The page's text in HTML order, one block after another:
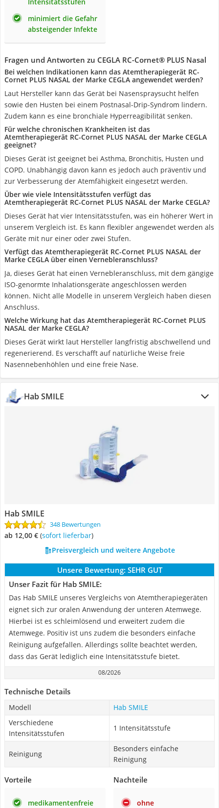
minimiert die Gefahr
absteigender Infekte
Fragen und Antworten zu CEGLA RC-Cornet® PLUS Nasal
Bei welchen Indikationen kann das Atemtherapiegerät RC-
Cornet PLUS NASAL der Marke CEGLA angewendet werden?
Laut Hersteller kann das Gerät bei Nasenspraysucht helfen
sowie den Husten bei einem Postnasal-Drip-Syndrom lindern.
Zudem kann es eine bronchiale Hyperreagibilität senken.
Für welche chronischen Krankheiten ist das
Atemtherapiegerät RC-Cornet PLUS NASAL der Marke CEGLA
geeignet?
Dieses Gerät ist geeignet bei Asthma, Bronchitis, Husten und
COPD. Unabhängig davon kann es jedoch auch präventiv und
zur Verbesserung der Atemfähigkeit eingesetzt werden.
Über wie viele Intensitätsstufen verfügt das
Atemtherapiegerät RC-Cornet PLUS NASAL der Marke CEGLA?
Dieses Gerät hat vier Intensitätsstufen, was ein höherer Wert in
unserem Vergleich ist. Es kann flexibler angewendet werden als
Geräte mit nur einer oder zwei Stufen.
Verfügt das Atemtherapiegerät RC-Cornet PLUS NASAL der
Marke CEGLA über einen Vernebleranschluss?
Ja, dieses Gerät hat einen Vernebleranschluss, mit dem gängige
ISO-genormte Inhalationsgeräte angeschlossen werden
können. Nicht alle Modelle in unserem Vergleich haben diesen
Anschluss.
Welche Wirkung hat das Atemtherapiegerät RC-Cornet PLUS
NASAL der Marke CEGLA?
Dieses Gerät wirkt laut Hersteller langfristig abschwellend und
regenerierend. Es verschafft auf natürliche Weise freie
Nasennebenhöhlen und eine freie Nase.
Hab SMILE
Hab SMILE
348 Bewertungen
ab 12,00 € ( Sofort lieferbar)
Preisvergleich und weitere Angebote
Unsere Bewertung: SEHR GUT
Unser Fazit für Hab SMILE:
Das Hab SMILE unseres Vergleichs von Atemtherapiegeräten
eignet sich zur oralen Anwendung der unteren Atemwege.
Hierbei ist es schleimlösend und erweitert zudem die
Atemwege. Positiv ist uns zudem die besonders einfache
Reinigung aufgefallen. Allerdings sollte beachtet werden,
dass das Gerät lediglich eine Intensitätsstufe bietet.
08/2026
Technische Details
Modell
Hab SMILE
Verschiedene
Intensitätsstufen
1 Intensitätsstufe
Reinigung
Besonders einfache
Reinigung
Vorteile
medikamentenfreie
Nachteile
ohne